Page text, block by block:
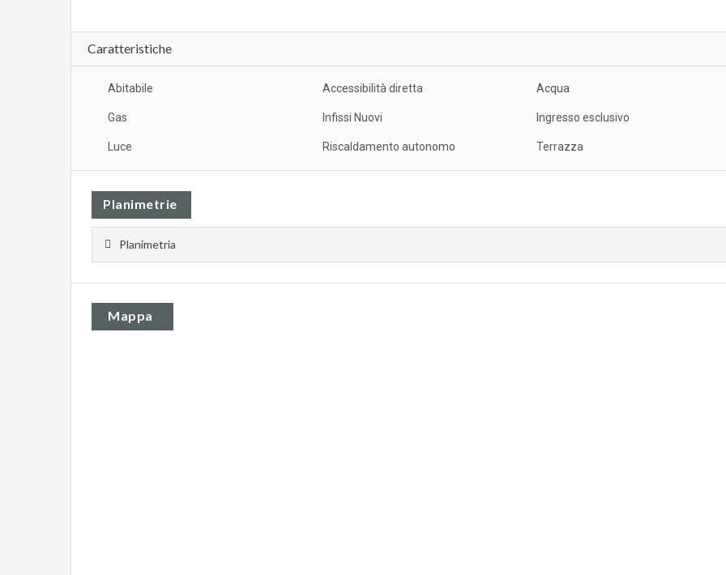
Caratteristiche
Abitabile Accessibilità diretta Acqua
Gas Infissi Nuovi Ingresso esclusivo
Luce Riscaldamento autonomo Terrazza
Planimetrie
Planimetria
Mappa